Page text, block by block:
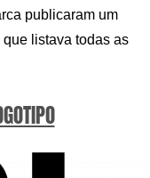
publicaram um
que listava todas as